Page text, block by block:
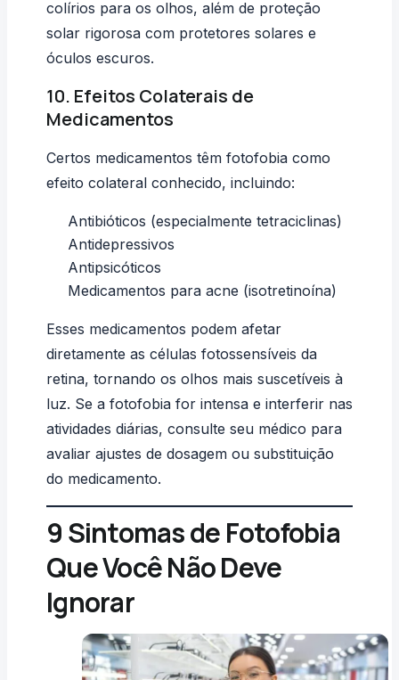
colírios para os olhos, além de proteção
solar rigorosa com protetores solares e
óculos escuros.
10. Efeitos Colaterais de
Medicamentos
Certos medicamentos têm fotofobia como
efeito colateral conhecido, incluindo:
Antibióticos (especialmente tetraciclinas)
Antidepressivos
Antipsicóticos
Medicamentos para acne (isotretinoína)
Esses medicamentos podem afetar
diretamente as células fotossensíveis da
retina, tornando os olhos mais suscetíveis à
luz. Se a fotofobia for intensa e interferir nas
atividades diárias, consulte seu médico para
avaliar ajustes de dosagem ou substituição
do medicamento.
9 Sintomas de Fotofobia
Que Você Não Deve
Ignorar